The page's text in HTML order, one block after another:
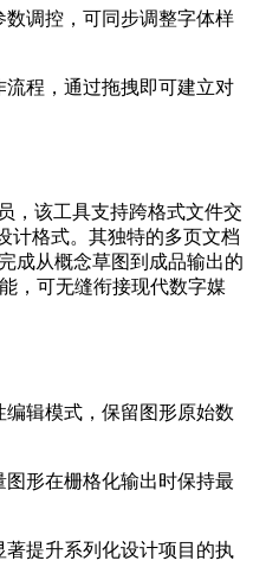
调控，可同步调整字体样
程，通过拖拽即可建立对
，该工具支持跨格式文件交
计格式。其独特的多页文档
成从概念草图到成品输出的
，可无缝衔接现代数字媒
辑模式，保留图形原始数
形在栅格化输出时保持最
提升系列化设计项目的执